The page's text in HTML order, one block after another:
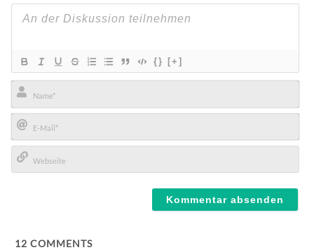
{} [+]
Name*
E-
Mail*
12 COMMENTS